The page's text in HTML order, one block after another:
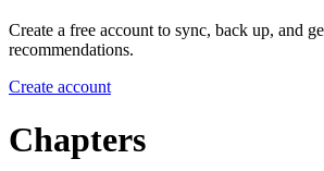
Create a free account to sync, back up, and
recommendations.
Create account
Chapters